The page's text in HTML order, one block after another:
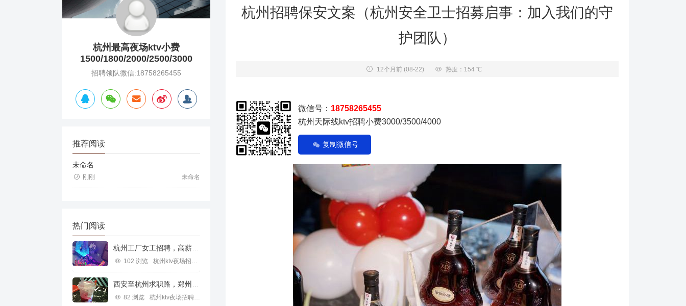
杭州最高夜场ktv小费
1500/1800/2000/2500/3000
招聘领队微信:18758265455
推荐阅读
未命名
刚刚 未命名
热门阅读
102 浏览 杭州ktv夜场招聘信息
82 浏览 杭州ktv夜场招聘信息
杭州招聘保安文案（杭州安全卫士招募启事：加入我们的守
护团队）
12个月前 (08-22) 热度：154 ℃
微信号： 18758265455
杭州天际线ktv招聘小费3000/3500/4000
复制微信号